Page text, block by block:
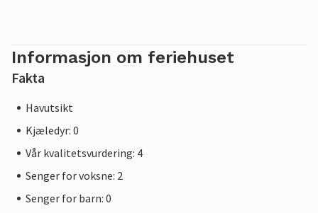
Informasjon om feriehuset
Fakta
Havutsikt
Kjæledyr: 0
Vår kvalitetsvurdering: 4
Senger for voksne: 2
Senger for barn: 0